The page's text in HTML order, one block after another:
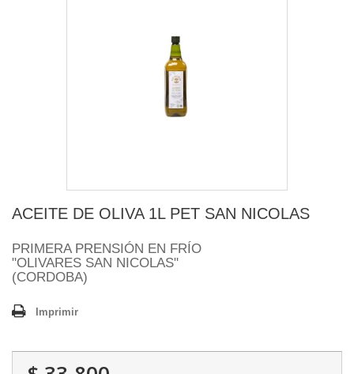
ACEITE DE OLIVA 1L PET SAN NICOLAS
PRIMERA PRENSIÓN EN FRÍO
"OLIVARES SAN NICOLAS"
(CORDOBA)
Imprimir